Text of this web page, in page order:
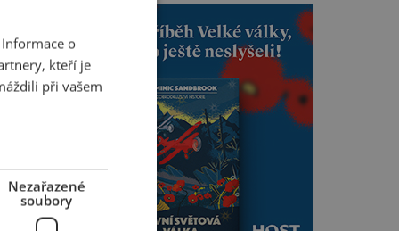
o
kteří je
při vašem
Nezařazené
soubory